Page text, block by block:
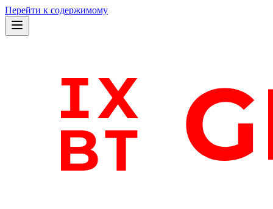
Перейти к содержимому